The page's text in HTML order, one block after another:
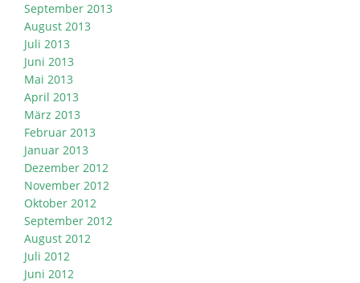
September 2013
August 2013
Juli 2013
Juni 2013
Mai 2013
April 2013
März 2013
Februar 2013
Januar 2013
Dezember 2012
November 2012
Oktober 2012
September 2012
August 2012
Juli 2012
Juni 2012